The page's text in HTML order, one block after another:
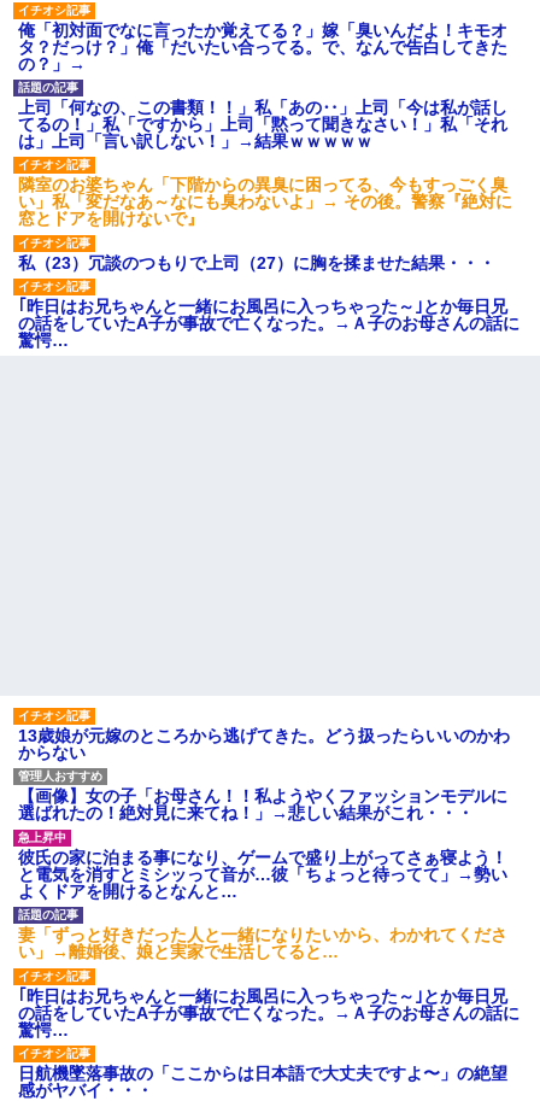
俺「初対面でなに言ったか覚えてる？」嫁「臭いんだよ！キモオ
タ？だっけ？」俺「だいたい合ってる。で、なんで告白してきた
の？」→
上司「何なの、この書類！！」私「あの‥」上司「今は私が話し
てるの！」私「ですから」上司「黙って聞きなさい！」私「それ
は」上司「言い訳しない！」→結果ｗｗｗｗｗ
隣室のお婆ちゃん「下階からの異臭に困ってる、今もすっごく臭
い」私「変だなあ～なにも臭わないよ」→ その後。警察『絶対に
窓とドアを開けないで』
私（23）冗談のつもりで上司（27）に胸を揉ませた結果・・・
｢昨日はお兄ちゃんと一緒にお風呂に入っちゃった～｣とか毎日兄
の話をしていたA子が事故で亡くなった。→Ａ子のお母さんの話に
驚愕…
13歳娘が元嫁のところから逃げてきた。どう扱ったらいいのかわ
からない
【画像】女の子「お母さん！！私ようやくファッションモデルに
選ばれたの！絶対見に来てね！」→悲しい結果がこれ・・・
彼氏の家に泊まる事になり、ゲームで盛り上がってさぁ寝よう！
と電気を消すとミシッって音が…彼「ちょっと待ってて」→勢い
よくドアを開けるとなんと…
妻「ずっと好きだった人と一緒になりたいから、わかれてくださ
い」→離婚後、娘と実家で生活してると…
｢昨日はお兄ちゃんと一緒にお風呂に入っちゃった～｣とか毎日兄
の話をしていたA子が事故で亡くなった。→Ａ子のお母さんの話に
驚愕…
日航機墜落事故の「ここからは日本語で大丈夫ですよ〜」の絶望
感がヤバイ・・・